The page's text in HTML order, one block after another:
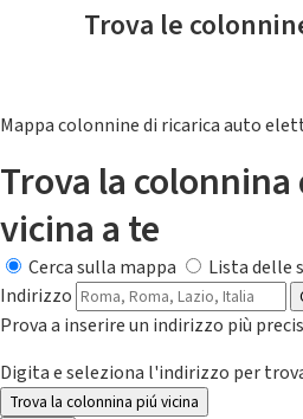
Trova le
Mappa colonnine di ricarica auto
Trova la
vicina a te
Cerca sulla mappa
Lista delle
Indirizzo
Prova a inserire un indirizzo più
Digita e seleziona l'indirizzo per
Trova la colonnina piú vicina